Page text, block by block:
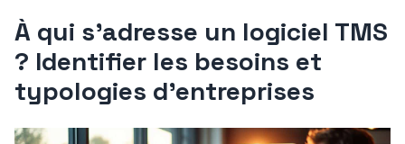
À qui s’adresse un logiciel TMS
? Identifier les besoins et
typologies d’entreprises